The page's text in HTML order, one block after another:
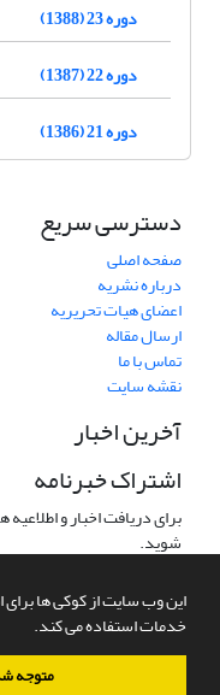
این وب سایت از کوکی ها برای
خدمات استفاده می کند.
متوجه
دوره 23 (1388)
دوره 22 (1387)
دوره 21 (1386)
دسترسی سریع
صفحه اصلی
درباره نشریه
اعضای هیات تحریریه
ارسال مقاله
تماس با ما
نقشه سایت
آخرین اخبار
اشتراک خبرنامه
برای دریافت اخبار و
شوید.